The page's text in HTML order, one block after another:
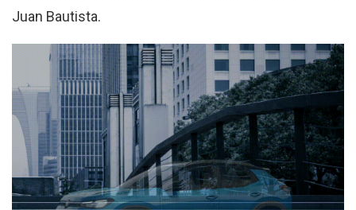
Juan Bautista.